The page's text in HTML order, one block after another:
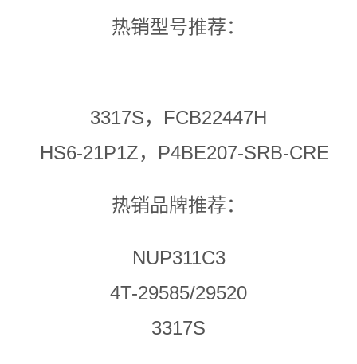
热销型号推荐：
3317S，FCB22447H
HS6-21P1Z，P4BE207-SRB-CRE
热销品牌推荐：
NUP311C3
4T-29585/29520
3317S